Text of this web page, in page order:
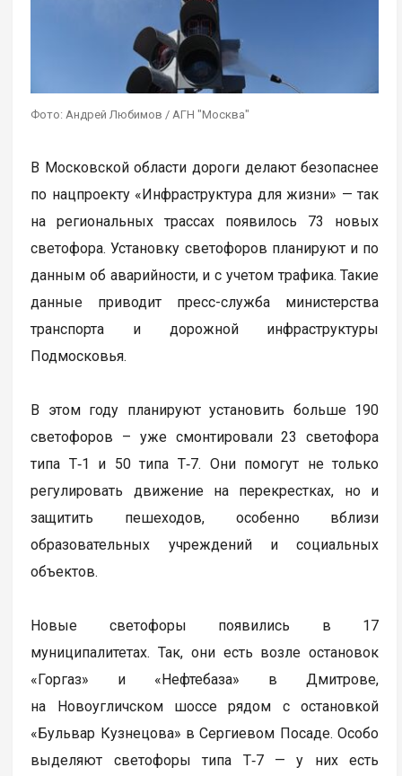
Фото: Андрей Любимов / АГН "Москва"
В Московской области дороги делают безопаснее
по нацпроекту «Инфраструктура для жизни» — так
на региональных трассах появилось 73 новых
светофора. Установку светофоров планируют и по
данным об аварийности, и с учетом трафика. Такие
данные приводит пресс-служба министерства
транспорта и дорожной инфраструктуры
Подмосковья.
В этом году планируют установить больше 190
светофоров – уже смонтировали 23 светофора
типа Т‑1 и 50 типа Т‑7. Они помогут не только
регулировать движение на перекрестках, но и
защитить пешеходов, особенно вблизи
образовательных учреждений и социальных
объектов.
Новые светофоры появились в 17
муниципалитетах. Так, они есть возле остановок
«Горгаз» и «Нефтебаза» в Дмитрове,
на Новоугличском шоссе рядом с остановкой
«Бульвар Кузнецова» в Сергиевом Посаде. Особо
выделяют светофоры типа Т‑7 — у них есть